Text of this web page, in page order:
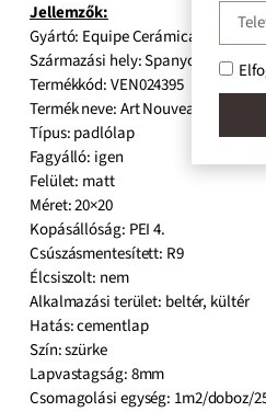
Jellemzők:
Gyártó: Equipe Cerámicas
Származási hely: Spanyol
Termékkód: VEN024395
Termék neve: Art Nouveau Grey
Típus: padlólap
Fagyálló: igen
Felület: matt
Méret: 20×20
Kopásállóság: PEI 4.
Csúszásmentesített: R9
Élcsiszolt: nem
Alkalmazási terület: beltér, kültér
Hatás: cementlap
Szín: szürke
Lapvastagság: 8mm
Csomagolási egység: 1m2/doboz/